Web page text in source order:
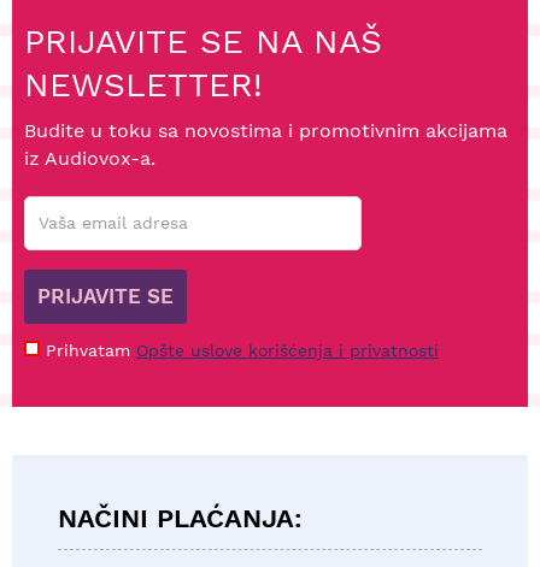
PRIJAVITE SE NA NAŠ
NEWSLETTER!
Budite u toku sa novostima i promotivnim akcijama
iz Audiovox-a.
PRIJAVITE SE
Prihvatam Opšte uslove korišćenja i privatnosti
NAČINI PLAĆANJA: